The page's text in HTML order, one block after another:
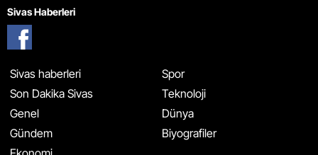
Sivas Haberleri
Sivas haberleri
Son Dakika Sivas
Genel
Gündem
Spor
Teknoloji
Dünya
Biyografiler